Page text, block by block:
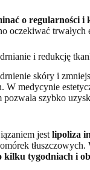
o regularności i
oczekiwać trwałych
i redukcję
skóry i
W medycynie
pozwala szybko
jest lipoliza
kilku tygodniach i